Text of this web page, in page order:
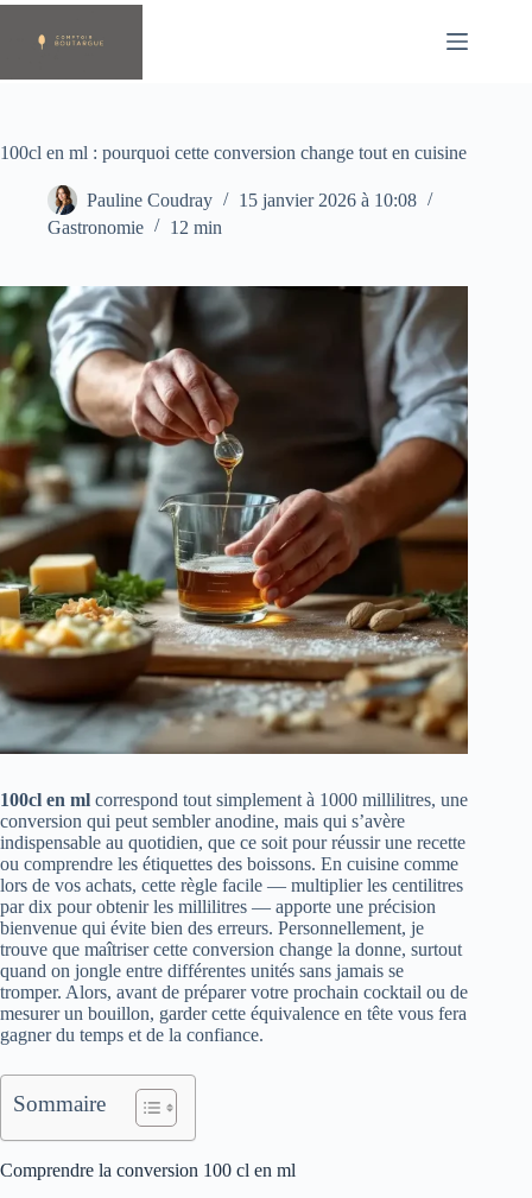
Passer
contenu
100cl en ml : pourquoi cette conversion change tout en cuisine
Pauline Coudray
15 janvier 2026 à 10:08
Gastronomie
12 min
100cl en ml correspond tout simplement à 1000 millilitres, une
conversion qui peut sembler anodine, mais qui s’avère
indispensable au quotidien, que ce soit pour réussir une recette
ou comprendre les étiquettes des boissons. En cuisine comme
lors de vos achats, cette règle facile — multiplier les centilitres
par dix pour obtenir les millilitres — apporte une précision
bienvenue qui évite bien des erreurs. Personnellement, je
trouve que maîtriser cette conversion change la donne, surtout
quand on jongle entre différentes unités sans jamais se
tromper. Alors, avant de préparer votre prochain cocktail ou de
mesurer un bouillon, garder cette équivalence en tête vous fera
gagner du temps et de la confiance.
Sommaire
Comprendre la conversion 100 cl en ml